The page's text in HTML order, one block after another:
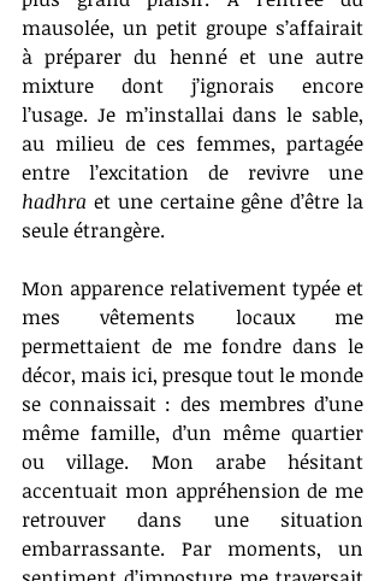
mausolée, un petit groupe s’affairait
à préparer du henné et une autre
mixture dont j’ignorais encore
l’usage. Je m’installai dans le sable,
au milieu de ces femmes, partagée
hadhra et une certaine gêne d’être la
seule étrangère.
Mon apparence relativement typée et
mes vêtements locaux me
permettaient de me fondre dans le
décor, mais ici, presque tout le monde
se connaissait : des membres d’une
même famille, d’un même quartier
ou village. Mon arabe hésitant
accentuait mon appréhension de me
retrouver dans une situation
embarrassante. Par moments, un